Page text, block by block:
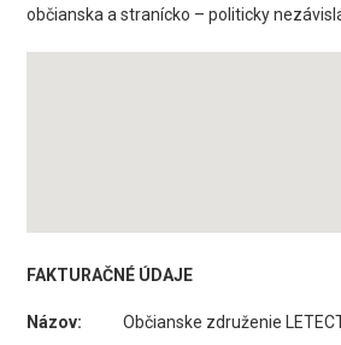
občianska a stranícko – politicky
FAKTURAČNÉ ÚDAJE
Názov:
Občianske združenie